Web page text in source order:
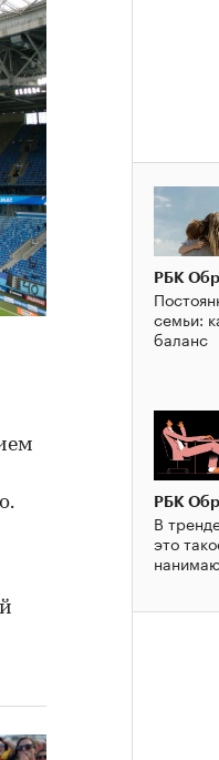
РБК
семьи:
баланс
РБК
В
это